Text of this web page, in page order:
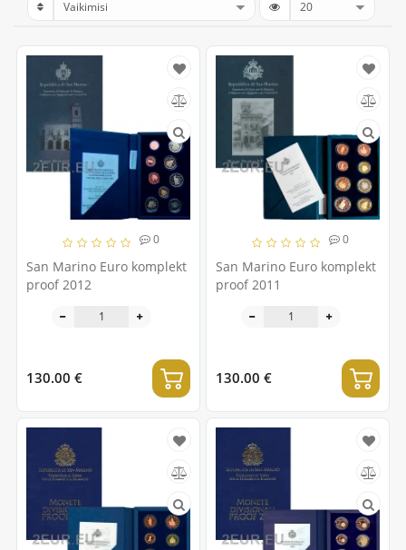
0
San Marino Euro komplekt
proof 2012
130.00 €
0
San Marino Euro komplekt
proof 2011
130.00 €